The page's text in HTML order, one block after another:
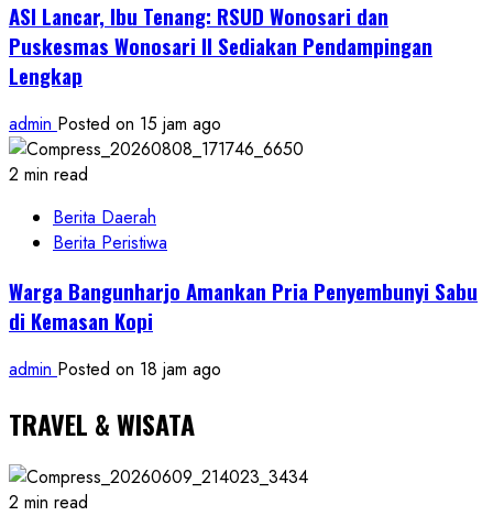
ASI Lancar, Ibu Tenang: RSUD Wonosari dan
Puskesmas Wonosari II Sediakan Pendampingan
Lengkap
admin Posted on 15 jam ago
2 min read
Berita Daerah
Berita Peristiwa
Warga Bangunharjo Amankan Pria Penyembunyi Sabu
di Kemasan Kopi
admin Posted on 18 jam ago
TRAVEL & WISATA
2 min read